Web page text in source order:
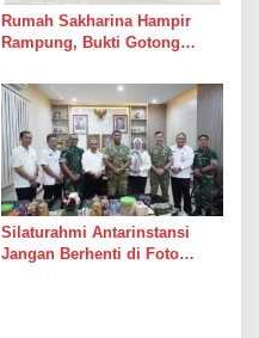
Rumah Sakharina Hampir
Rampung, Bukti Gotong
dari Janji Banyak Orang
Silaturahmi Antarinstansi
Jangan Berhenti di Foto